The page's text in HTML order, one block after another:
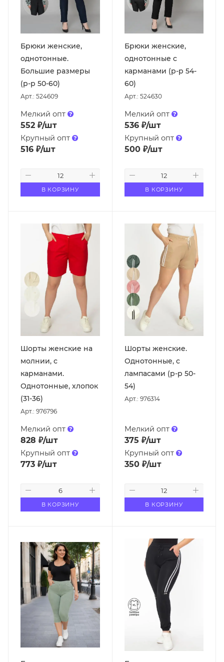
Брюки женские,
однотонные.
Большие размеры
(р-р 50-60)
Арт.: 524609
Мелкий опт
552 ₽/шт
Крупный опт
516 ₽/шт
В КОРЗИНУ
Брюки женские,
однотонные с
карманами (р-р 54-
60)
Арт.: 524630
Мелкий опт
536₽/шт
Крупный опт
500₽/шт
В КОРЗИНУ
Шорты женские на
молнии, с
карманами.
Однотонные, хлопок
(31-36)
Арт.: 976796
Мелкий опт
828 ₽/шт
Крупный опт
773 ₽/шт
В КОРЗИНУ
Шорты женские.
Однотонные, с
лампасами (р-р 50-
54)
Арт.: 976314
Мелкий опт
375 ₽/шт
Крупный опт
350₽/шт
В КОРЗИНУ